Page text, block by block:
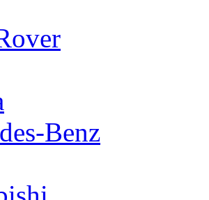
Benz